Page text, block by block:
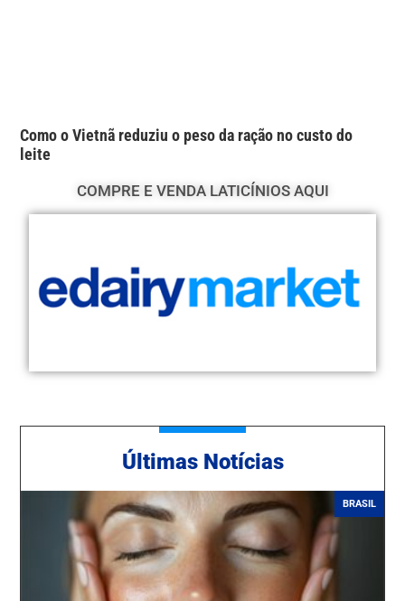
Como o Vietnã reduziu o peso da ração no custo do
leite
COMPRE E VENDA LATICÍNIOS AQUI
Ú ltimas Notícias
BRASIL